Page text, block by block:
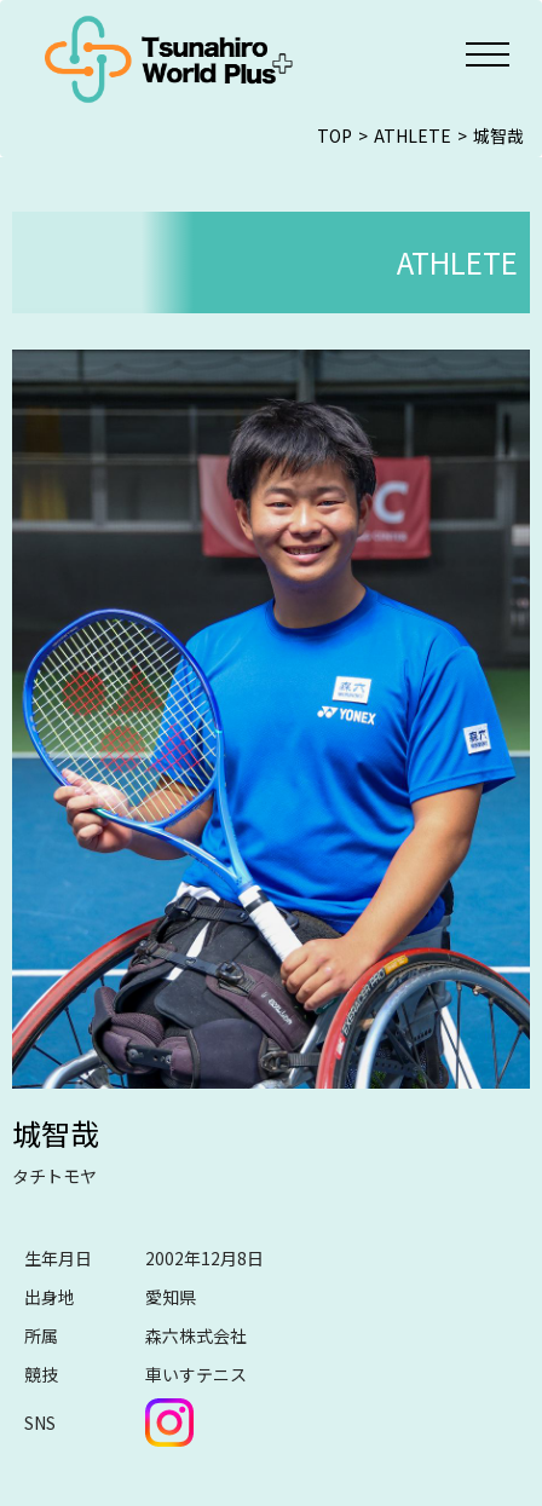
TOP ATHLETE 城智哉
ATHLETE
城智哉
タチトモヤ
生年月日
2002年12月8日
出身地
愛知県
所属
森六株式会社
競技
車いすテニス
SNS